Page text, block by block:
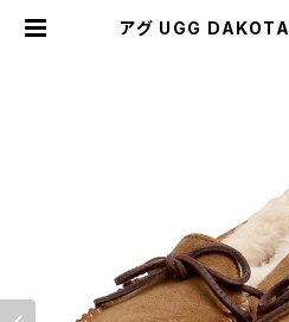
アグ UGG DAKOTA 靴 SHOES モ